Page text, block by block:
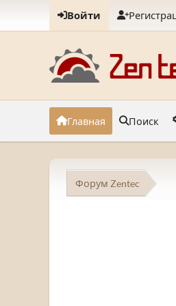
Войти
Главная Поиск
Форум Zentec